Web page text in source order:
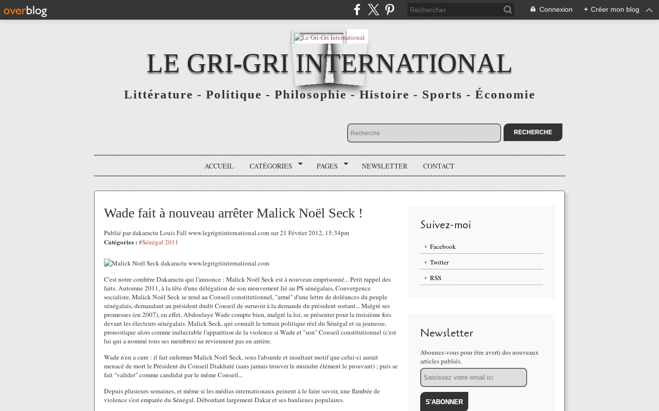
Connexion + Créer mon blog
LE GRI-GRI INTERNATIONAL
Littérature - Politique - Philosophie - Histoire - Sports - Économie
ACCUEIL CATÉGORIES PAGES NEWSLETTER CONTACT
Wade fait à nouveau arrêter Malick Noël Seck !
Publié par dakaractu Louis Fall www.legrigriinternational.com sur 21 Février 2012, 15:34pm
Catégories : #Sénégal 2011
C'est notre confrère Dakaractu qui l'annonce : Malick Noël Seck est à nouveau emprisonné... Petit rappel des
faits. Automne 2011, à la tête d'une délégation de son mouvement lié au PS sénégalais, Convergence
socialiste, Malick Noël Seck se rend au Conseil constitutionnel, "armé" d'une lettre de doléances du peuple
sénégalais, demandant au président dudit Conseil de surseoir à la demande du président sortant... Malgré ses
promesses (en 2007), en effet, Abdoulaye Wade compte bien, malgré la loi, se présenter pour la troisième fois
devant les électeurs sénégalais. Malick Seck, qui connaît le terrain politique réel du Sénégal et sa jeunesse,
pronostique alors comme inéluctable l'apparition de la violence si Wade et "son" Conseil constitutionnel (c'est
lui qui a nommé tous ses membres) ne reviennent pas en arrière.
Wade n'en a cure : il fait enfermer Malick Noël Seck, sous l'absurde et insultant motif que celui-ci aurait
menacé de mort le Président du Conseil Diakhaté (sans jamais trouver le moindre élément le prouvant) ; puis se
fait "valider" comme candidat par le même Conseil...
Depuis plusieurs semaines, et même si les médias internationaux peinent à le faire savoir, une flambée de
violence s'est emparée du Sénégal. Débordant largement Dakar et ses banlieues populaires.
Suivez-moi
Facebook
Twitter
RSS
Newsletter
Abonnez-vous pour être averti des nouveaux
articles publiés.
Email